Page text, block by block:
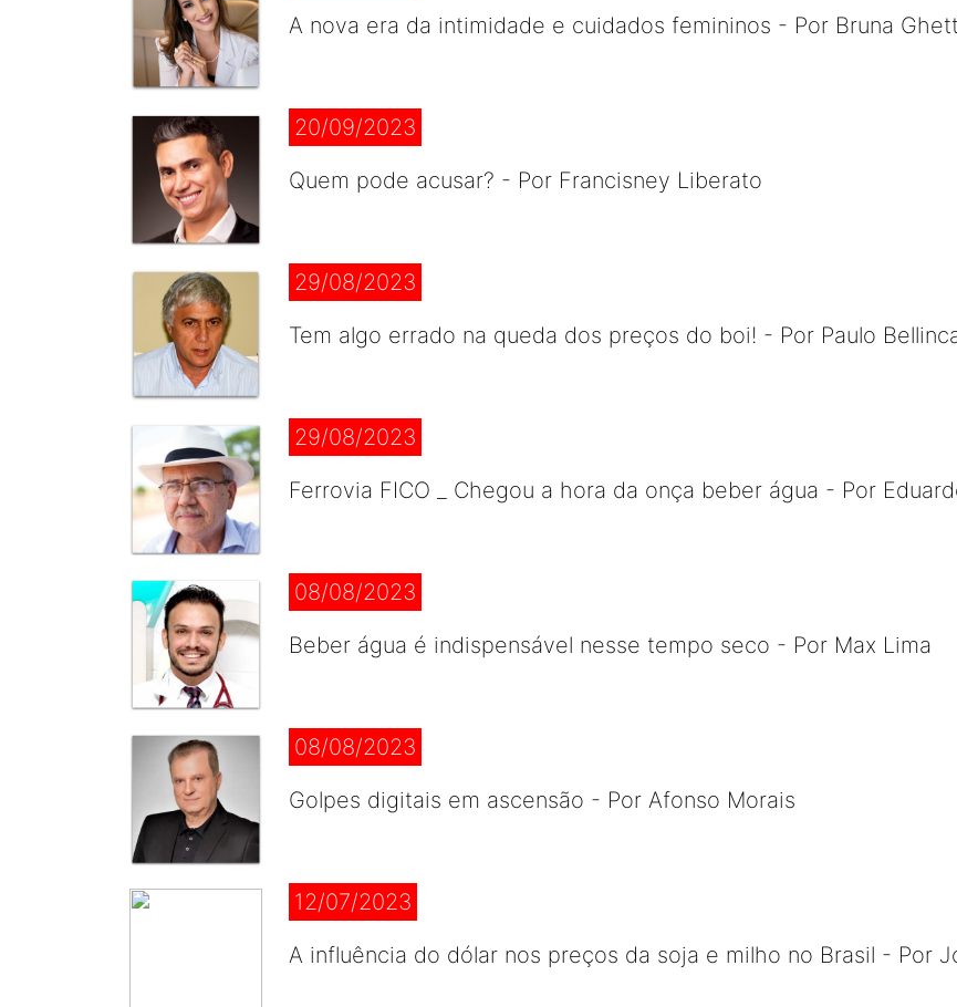
A nova era da intimidade e cuidados femininos - Por Bruna
20/09/2023
Quem pode acusar? - Por Francisney Liberato
29/08/2023
Tem algo errado na queda dos preços do boi! - Por Paulo
29/08/2023
Ferrovia FICO _ Chegou a hora da onça beber água - Por
08/08/2023
Beber água é indispensável nesse tempo seco - Por Max Lima
08/08/2023
Golpes digitais em ascensão - Por Afonso Morais
12/07/2023
A influência do dólar nos preços da soja e milho no Brasil - Por